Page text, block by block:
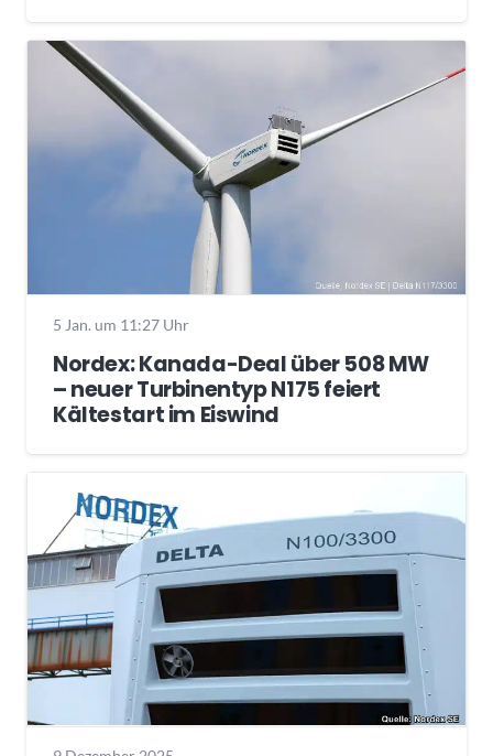
5 Jan. um 11:27 Uhr
Nordex: Kanada-Deal über 508 MW
– neuer Turbinentyp N175 feiert
Kältestart im Eiswind